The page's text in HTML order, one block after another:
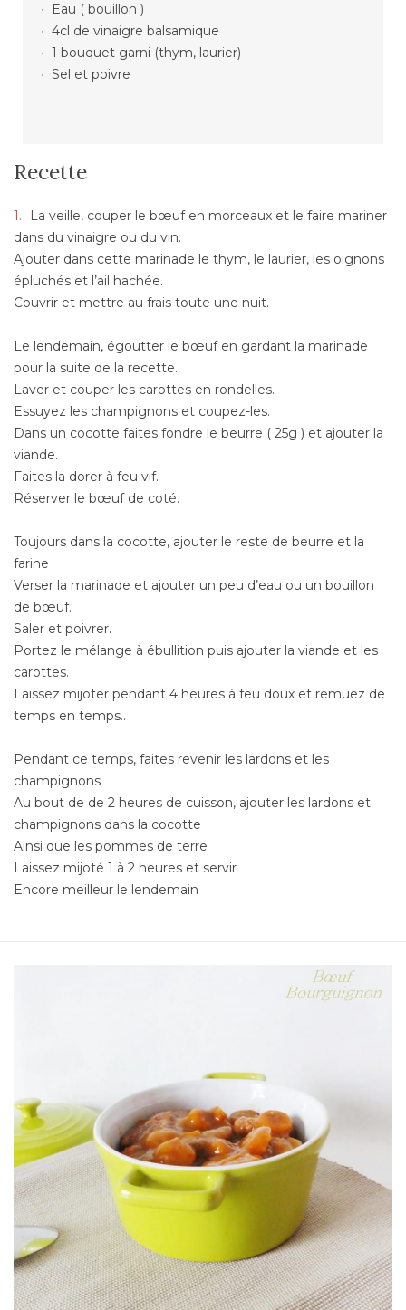
Eau ( bouillon )
4cl de vinaigre balsamique
1 bouquet garni (thym, laurier)
Sel et poivre
Recette
La veille, couper le bœuf en morceaux et le faire mariner
dans du vinaigre ou du vin.
Ajouter dans cette marinade le thym, le laurier, les oignons
épluchés et l’ail hachée.
Couvrir et mettre au frais toute une nuit.
Le lendemain, égoutter le bœuf en gardant la marinade
pour la suite de la recette.
Laver et couper les carottes en rondelles.
Essuyez les champignons et coupez-les.
Dans un cocotte faites fondre le beurre ( 25g ) et ajouter la
viande.
Faites la dorer à feu vif.
Réserver le bœuf de coté.
Toujours dans la cocotte, ajouter le reste de beurre et la
farine
Verser la marinade et ajouter un peu d’eau ou un bouillon
de bœuf.
Saler et poivrer.
Portez le mélange à ébullition puis ajouter la viande et les
carottes.
Laissez mijoter pendant 4 heures à feu doux et remuez de
temps en temps..
Pendant ce temps, faites revenir les lardons et les
champignons
Au bout de de 2 heures de cuisson, ajouter les lardons et
champignons dans la cocotte
Ainsi que les pommes de terre
Laissez mijoté 1 à 2 heures et servir
Encore meilleur le lendemain